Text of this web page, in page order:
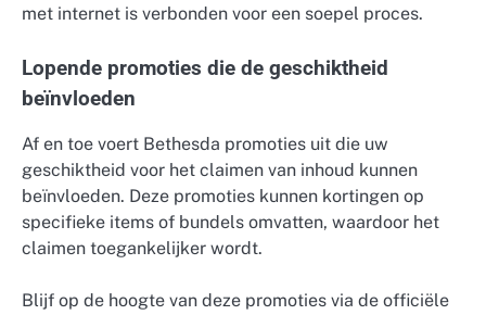
met internet is verbonden voor een soepel proces.
Lopende promoties die de geschiktheid
beïnvloeden
Af en toe voert Bethesda promoties uit die uw
geschiktheid voor het claimen van inhoud kunnen
beïnvloeden. Deze promoties kunnen kortingen op
specifieke items of bundels omvatten, waardoor het
claimen toegankelijker wordt.
Blijf op de hoogte van deze promoties via de officiële